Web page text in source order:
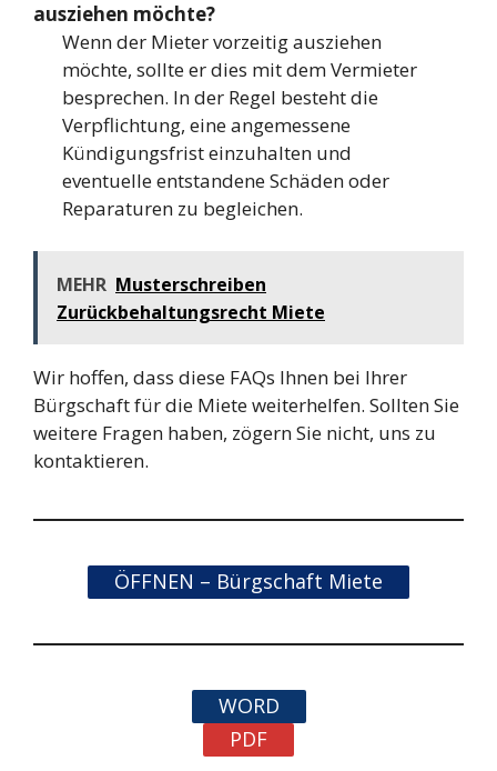
ausziehen möchte?
Wenn der Mieter vorzeitig ausziehen
möchte, sollte er dies mit dem Vermieter
besprechen. In der Regel besteht die
Verpflichtung, eine angemessene
Kündigungsfrist einzuhalten und
eventuelle entstandene Schäden oder
Reparaturen zu begleichen.
MEHR Musterschreiben
Zurückbehaltungsrecht Miete
Wir hoffen, dass diese FAQs Ihnen bei Ihrer
Bürgschaft für die Miete weiterhelfen. Sollten Sie
weitere Fragen haben, zögern Sie nicht, uns zu
kontaktieren.
ÖFFNEN – Bürgschaft Miete
WORD
PDF